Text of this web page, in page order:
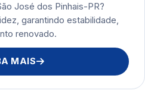
José dos Pinhais-PR?
garantindo estabilidade,
renovado.
MAIS